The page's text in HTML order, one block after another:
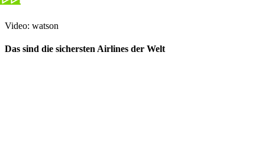
Video: watson
Das sind die sichersten Airlines der Welt